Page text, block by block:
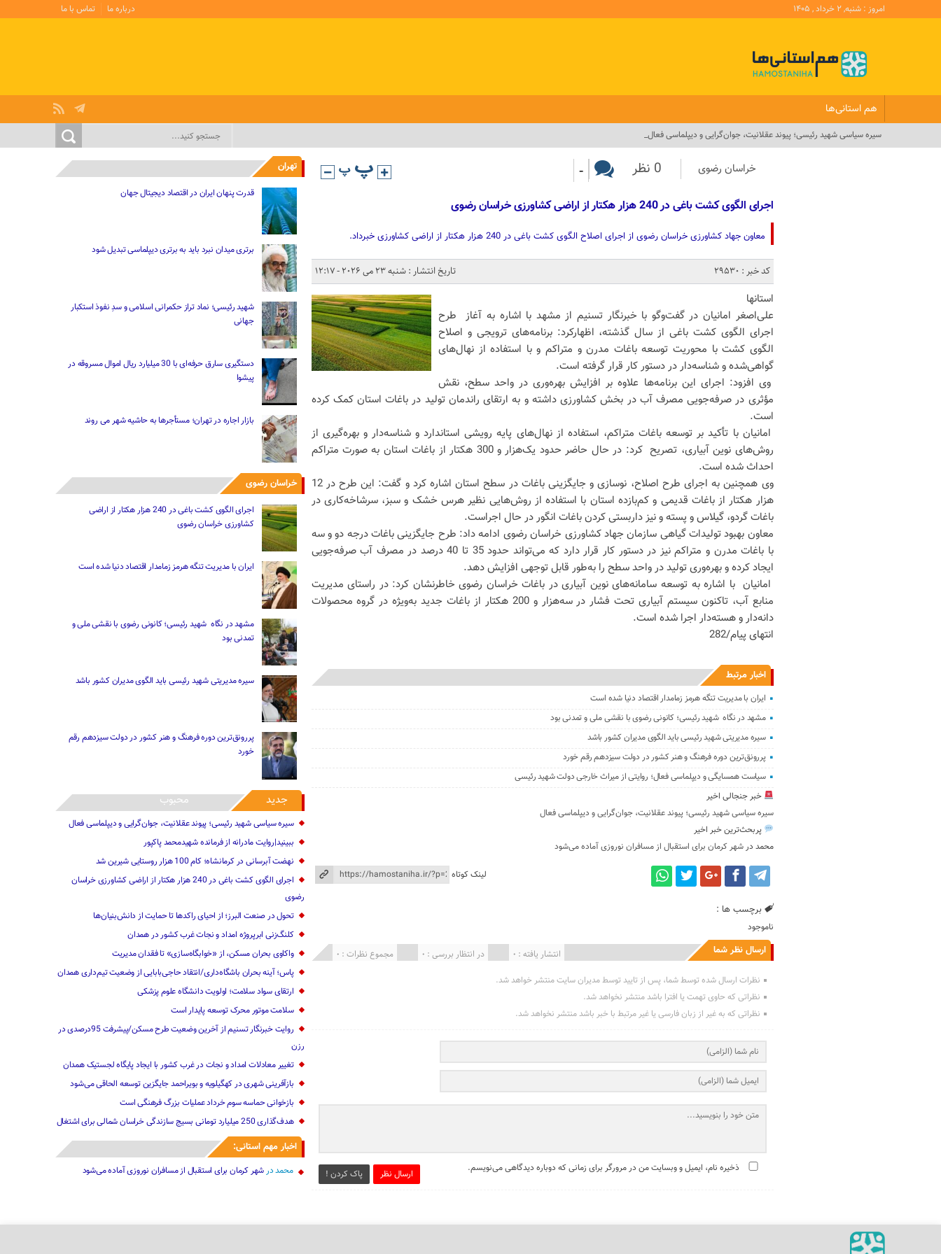
امروز : شنبه, ۲ خرداد , ۱۴۰۵ درباره ما تماس با ما
هم استانی‌ها
سیره سیاسی شهید رئیسی؛ پیوند عقلانیت، جوان‌گرایی و دیپلماسی فعال_
خراسان رضوی 0 نظر -
اجرای الگوی کشت باغی در 240 هزار هکتار از اراضی کشاورزی خراسان رضوی
معاون جهاد کشاورزی خراسان رضوی از اجرای اصلاح الگوی کشت باغی در 240 هزار هکتار از اراضی کشاورزی خبرداد.
کد خبر : 29530
تاریخ انتشار : شنبه 23 می 2026 - 12:17
استانها
علی‌اصغر امانیان در گفت‌وگو با خبرنگار تسنیم از مشهد با اشاره به آغاز طرح
اجرای الگوی کشت باغی از سال گذشته، اظهارکرد: برنامه‌های ترویجی و اصلاح
الگوی کشت با محوریت توسعه باغات مدرن و متراکم و با استفاده از نهال‌های
گواهی‌شده و شناسه‌دار در دستور کار قرار گرفته است.
وی افزود: اجرای این برنامه‌ها علاوه بر افزایش بهره‌وری در واحد سطح، نقش
مؤثری در صرفه‌جویی مصرف آب در بخش کشاورزی داشته و به ارتقای راندمان تولید در باغات استان کمک کرده
است.
امانیان با تأکید بر توسعه باغات متراکم، استفاده از نهال‌های پایه رویشی استاندارد و شناسه‌دار و بهره‌گیری از
روش‌های نوین آبیاری، تصریح کرد: در حال حاضر حدود یک‌هزار و 300 هکتار از باغات استان به صورت متراکم
احداث شده است.
وی همچنین به اجرای طرح اصلاح، نوسازی و جایگزینی باغات در سطح استان اشاره کرد و گفت: این طرح در 12
هزار هکتار از باغات قدیمی و کم‌بازده استان با استفاده از روش‌هایی نظیر هرس خشک و سبز، سرشاخه‌کاری در
باغات گردو، گیلاس و پسته و نیز داربستی کردن باغات انگور در حال اجراست.
معاون بهبود تولیدات گیاهی سازمان جهاد کشاورزی خراسان رضوی ادامه داد: طرح جایگزینی باغات درجه دو و سه
با باغات مدرن و متراکم نیز در دستور کار قرار دارد که می‌تواند حدود 35 تا 40 درصد در مصرف آب صرفه‌جویی
ایجاد کرده و بهره‌وری تولید در واحد سطح را به‌طور قابل توجهی افزایش دهد.
امانیان با اشاره به توسعه سامانه‌های نوین آبیاری در باغات خراسان رضوی خاطرنشان کرد: در راستای مدیریت
منابع آب، تاکنون سیستم آبیاری تحت فشار در سه‌هزار و 200 هکتار از باغات جدید به‌ویژه در گروه محصولات
دانه‌دار و هسته‌دار اجرا شده است.
انتهای پیام/282
اخبار مرتبط
ایران با مدیریت تنگه هرمز زمامدار اقتصاد دنیا شده است
مشهد در نگاه شهید رئیسی؛ کانونی رضوی با نقشی ملی و تمدنی بود
سیره مدیریتی شهید رئیسی باید الگوی مدیران کشور باشد
پررونق‌ترین دوره فرهنگ و هنر کشور در دولت سیزدهم رقم خورد
سیاست همسایگی و دیپلماسی فعال؛ روایتی از میراث خارجی دولت شهید رئیسی
خبر جنجالی اخیر
سیره سیاسی شهید رئیسی؛ پیوند عقلانیت، جوان‌گرایی و دیپلماسی فعال
پربحث‌ترین خبر اخیر
محمد درشهر کرمان برای استقبال از مسافران نوروزی آماده می‌شود
لینک کوتاه
برچسب ها :
ناموجود
ارسال نظر شما مجموع نظرات : 0 در انتظار بررسی : 0 انتشار یافته : 0
نظرات ارسال شده توسط شما، پس از تایید توسط مدیران سایت منتشر خواهد شد.
نظراتی که حاوی تهمت یا افترا باشد منتشر نخواهد شد.
نظراتی که به غیر از زبان فارسی یا غیر مرتبط با خبر باشد منتشر نخواهد شد.
ارسال نظر پاک کردن ! ذخیره نام، ایمیل و وبسایت من در مرورگر برای زمانی که دوباره دیدگاهی می‌نویسم.
تهران
قدرت پنهان ایران در اقتصاد دیجیتال جهان
برتری میدان نبرد باید به برتری دیپلماسی تبدیل شود
شهید رئیسی؛ نماد تراز حکمرانی اسلامی و سدِ نفوذ استکبار
جهانی
دستگیری سارق حرفه‌ای با 30 میلیارد ریال اموال مسروقه در
پیشوا
بازار اجاره در تهران؛ مستأجرها به حاشیه شهر می روند
خراسان رضوی
اجرای الگوی کشت باغی در 240 هزار هکتار از اراضی
کشاورزی خراسان رضوی
ایران با مدیریت تنگه هرمز زمامدار اقتصاد دنیا شده است
مشهد در نگاه شهید رئیسی؛ کانونی رضوی با نقشی ملی و
تمدنی بود
سیره مدیریتی شهید رئیسی باید الگوی مدیران کشور باشد
پررونق‌ترین دوره فرهنگ و هنر کشور در دولت سیزدهم رقم
خورد
جدید محبوب
سیره سیاسی شهید رئیسی؛ پیوند عقلانیت، جوان‌گرایی و دیپلماسی فعال
ببینید|روایت مادرانه از فرمانده شهیدمحمد پاکپور
نهضت آبرسانی در کرمانشاه؛ کام 100 هزار روستایی شیرین شد
اجرای الگوی کشت باغی در 240 هزار هکتار از اراضی کشاورزی خراسان
رضوی
تحول در صنعت البرز؛ از احیای راکدها تا حمایت از دانش‌بنیان‌ها
کلنگ‌زنی ابرپروژه امداد و نجات غرب کشور در همدان
واکاوی بحران مسکن، از «خوابگاه‌سازی» تا فقدان مدیریت
پاس؛ آینه بحران باشگاه‌داری/انتقاد حاجی‌بابایی از وضعیت تیم‌داری همدان
ارتقای سواد سلامت؛ اولویت دانشگاه علوم پزشکی
سلامت موتور محرک توسعه پایدار است
روایت خبرنگار تسنیم از آخرین وضعیت طرح‌ مسکن/پیشرفت 95درصدی در
رزن
تغییر معادلات امداد و نجات در غرب کشور با ایجاد پایگاه لجستیک همدان
بازآفرینی شهری در کهگیلویه و بویراحمد جایگزین توسعه الحاقی می‌شود
بازخوانی حماسه سوم خرداد عملیات بزرگ فرهنگی است
هدف‌گذاری 250 میلیارد تومانی بسیج سازندگی خراسان شمالی برای اشتغال
اخبار مهم استانی:
محمددر شهر کرمان برای استقبال از مسافران نوروزی آماده می‌شود